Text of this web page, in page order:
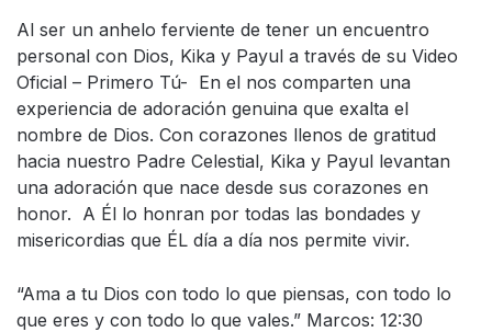
Al ser un anhelo ferviente de tener un encuentro
personal con Dios, Kika y Payul a través de su Video
Oficial – Primero Tú- En el nos comparten una
experiencia de adoración genuina que exalta el
nombre de Dios. Con corazones llenos de gratitud
hacia nuestro Padre Celestial, Kika y Payul levantan
una adoración que nace desde sus corazones en
honor. A Él lo honran por todas las bondades y
misericordias que ÉL día a día nos permite vivir.
“Ama a tu Dios con todo lo que piensas, con todo lo
que eres y con todo lo que vales.” Marcos: 12:30